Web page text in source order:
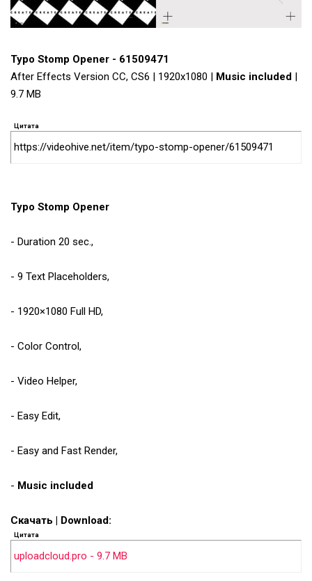
Typo Stomp Opener - 61509471
After Effects Version CC, CS6 | 1920x1080 | Music included |
9.7 MB
Цитата
https://videohive.net/item/typo-stomp-opener/61509471
Typo Stomp Opener
- Duration 20 sec.,
- 9 Text Placeholders,
- 1920×1080 Full HD,
- Color Control,
- Video Helper,
- Easy Edit,
- Easy and Fast Render,
- Music included
Скачать | Download:
Цитата
uploadcloud.pro - 9.7 MB